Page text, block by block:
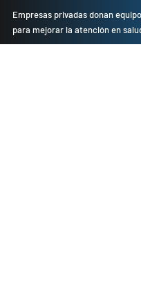
Empresas privadas donan
para mejorar la atención en salud